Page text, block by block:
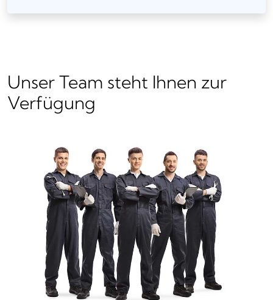
Unser Team steht Ihnen zur
Verfügung